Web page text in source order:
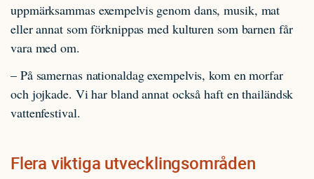
uppmärksammas exempelvis genom dans, musik, mat
eller annat som förknippas med kulturen som barnen får
vara med om.
– På samernas nationaldag exempelvis, kom en morfar
och jojkade. Vi har bland annat också haft en thailändsk
vattenfestival.
Flera viktiga utvecklingsområden